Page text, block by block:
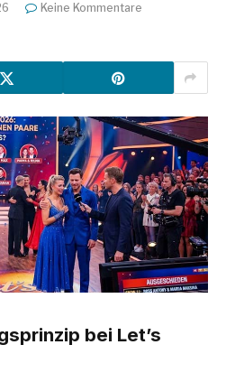
Keine Kommentare
bei Let’s